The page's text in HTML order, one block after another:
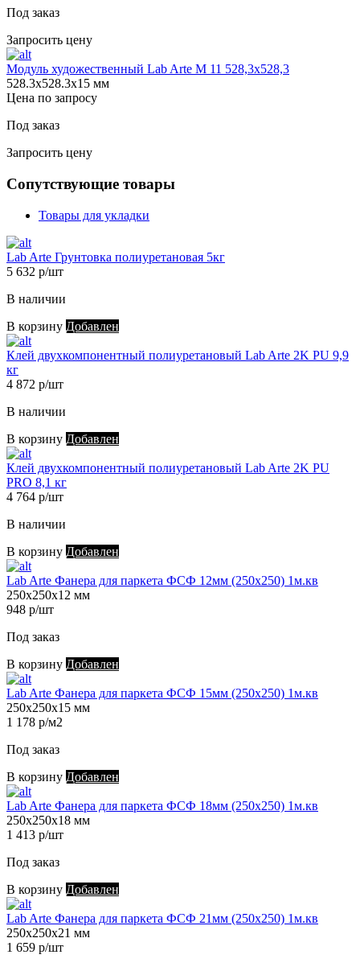
Под заказ
Запросить цену
Модуль художественный Lab Arte М 11 528,3х528,3
528.3х528.3х15 мм
Цена по запросу
Под заказ
Запросить цену
Сопутствующие товары
Товары для укладки
Lab Arte Грунтовка полиуретановая 5кг
5 632 р/шт
В наличии
В корзину Добавлен
Клей двухкомпонентный полиуретановый Lab Arte 2K PU 9,9
кг
4 872 р/шт
В наличии
В корзину Добавлен
Клей двухкомпонентный полиуретановый Lab Arte 2K PU
PRO 8,1 кг
4 764 р/шт
В наличии
В корзину Добавлен
Lab Arte Фанера для паркета ФСФ 12мм (250х250) 1м.кв
250х250х12 мм
948 р/шт
Под заказ
В корзину Добавлен
Lab Arte Фанера для паркета ФСФ 15мм (250х250) 1м.кв
250х250х15 мм
1 178 р/м2
Под заказ
В корзину Добавлен
Lab Arte Фанера для паркета ФСФ 18мм (250х250) 1м.кв
250х250х18 мм
1 413 р/шт
Под заказ
В корзину Добавлен
Lab Arte Фанера для паркета ФСФ 21мм (250х250) 1м.кв
250х250х21 мм
1 659 р/шт